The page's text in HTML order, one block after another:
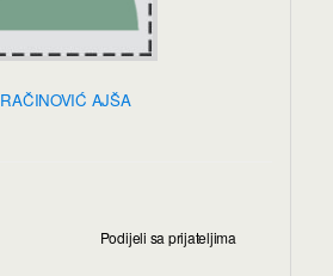
RAČINOVIĆ AJŠA
Podijeli sa prijateljima